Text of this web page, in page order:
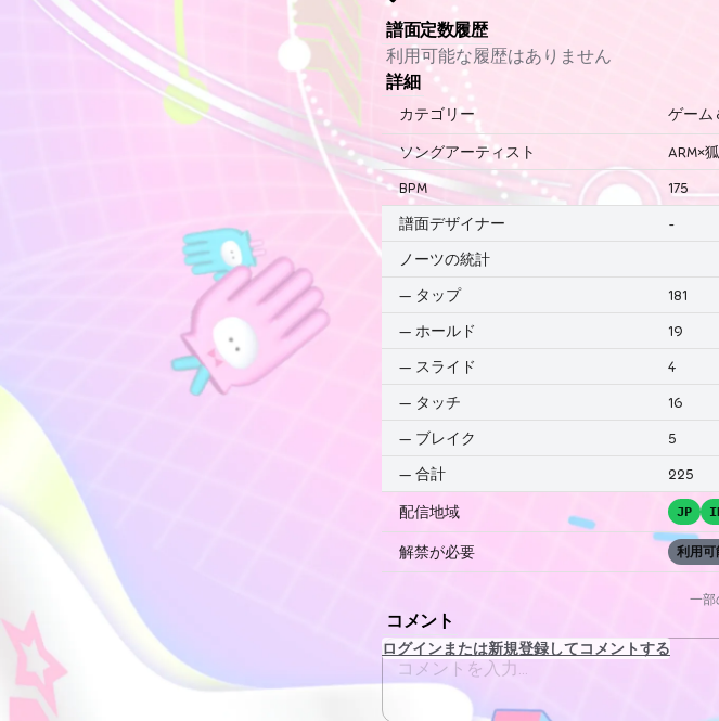
譜面定数履歴
利用可能な履歴はありません
詳細
カテゴリー ゲーム
ソングアーティスト
ARM×
BPM
175
譜面デザイナー
-
ノーツの統計
— タップ
181
— ホールド
19
— スライド
4
— タッチ
16
— ブレイク
5
— 合計 225
配信地域 JP
解禁が必要 利用可
一部
コメント
ログインまたは新規登録してコメントする